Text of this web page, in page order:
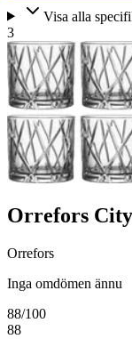
Visa alla
3
Orrefors
Orrefors
Inga omdömen ännu
88/100
88